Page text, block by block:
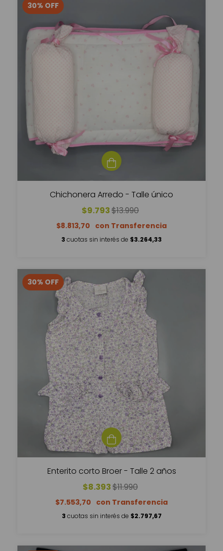
30% OFF
Chichonera Arredo - Talle único
$9.793$13.990
$8.813,70
3 cuotas sin interés de $3.264,33
30% OFF
Enterito corto Broer - Talle 2 años
$8.393$11.990
$7.553,70
3 cuotas sin interés de $2.797,67